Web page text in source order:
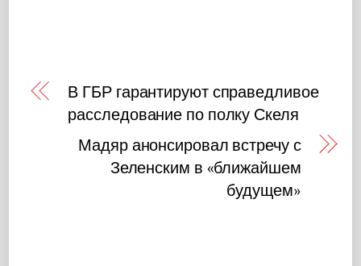
В ГБР гарантируют справедливое
расследование по полку Скеля
Мадяр анонсировал встречу с
Зеленским в «ближайшем
будущем»